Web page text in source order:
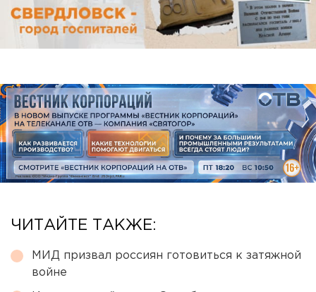
ЧИТАЙТЕ ТАКЖЕ:
МИД призвал россиян готовиться к затяжной
войне